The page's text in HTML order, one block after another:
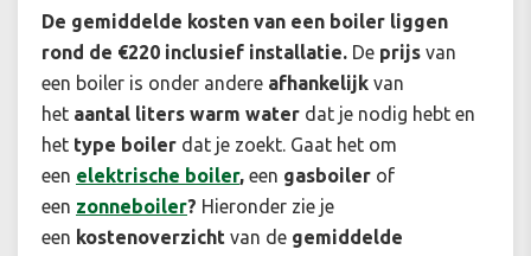
De gemiddelde kosten van een boiler liggen
rond de €220 inclusief installatie. De prijs van
een boiler is onder andere afhankelijk van
het aantal liters warm water dat je nodig hebt en
het type boiler dat je zoekt. Gaat het om
een elektrische boiler, een gasboiler of
een zonneboiler? Hieronder zie je
een kostenoverzicht van de gemiddelde